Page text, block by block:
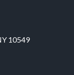
10549